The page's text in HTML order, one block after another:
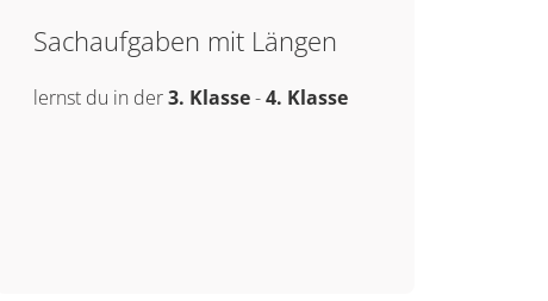
Sachaufgaben mit Längen
lernst du in der3. Klasse-4. Klasse